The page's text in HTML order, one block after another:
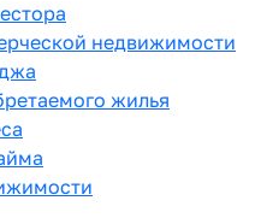
недвижимости
жилья